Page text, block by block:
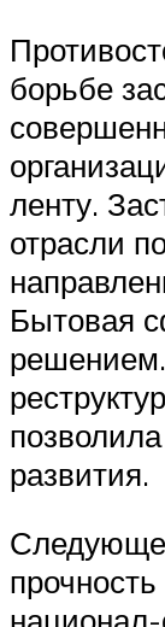
борьбе
ленту.
отрасли
Бытовая
развития.